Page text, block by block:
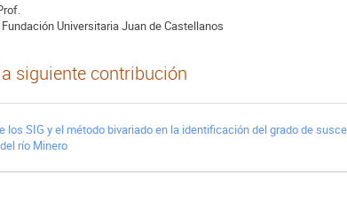
Fundación Universitaria Juan de Castellanos
siguiente contribución
los SIG y el método bivariado en la identificación del grado de
río Minero